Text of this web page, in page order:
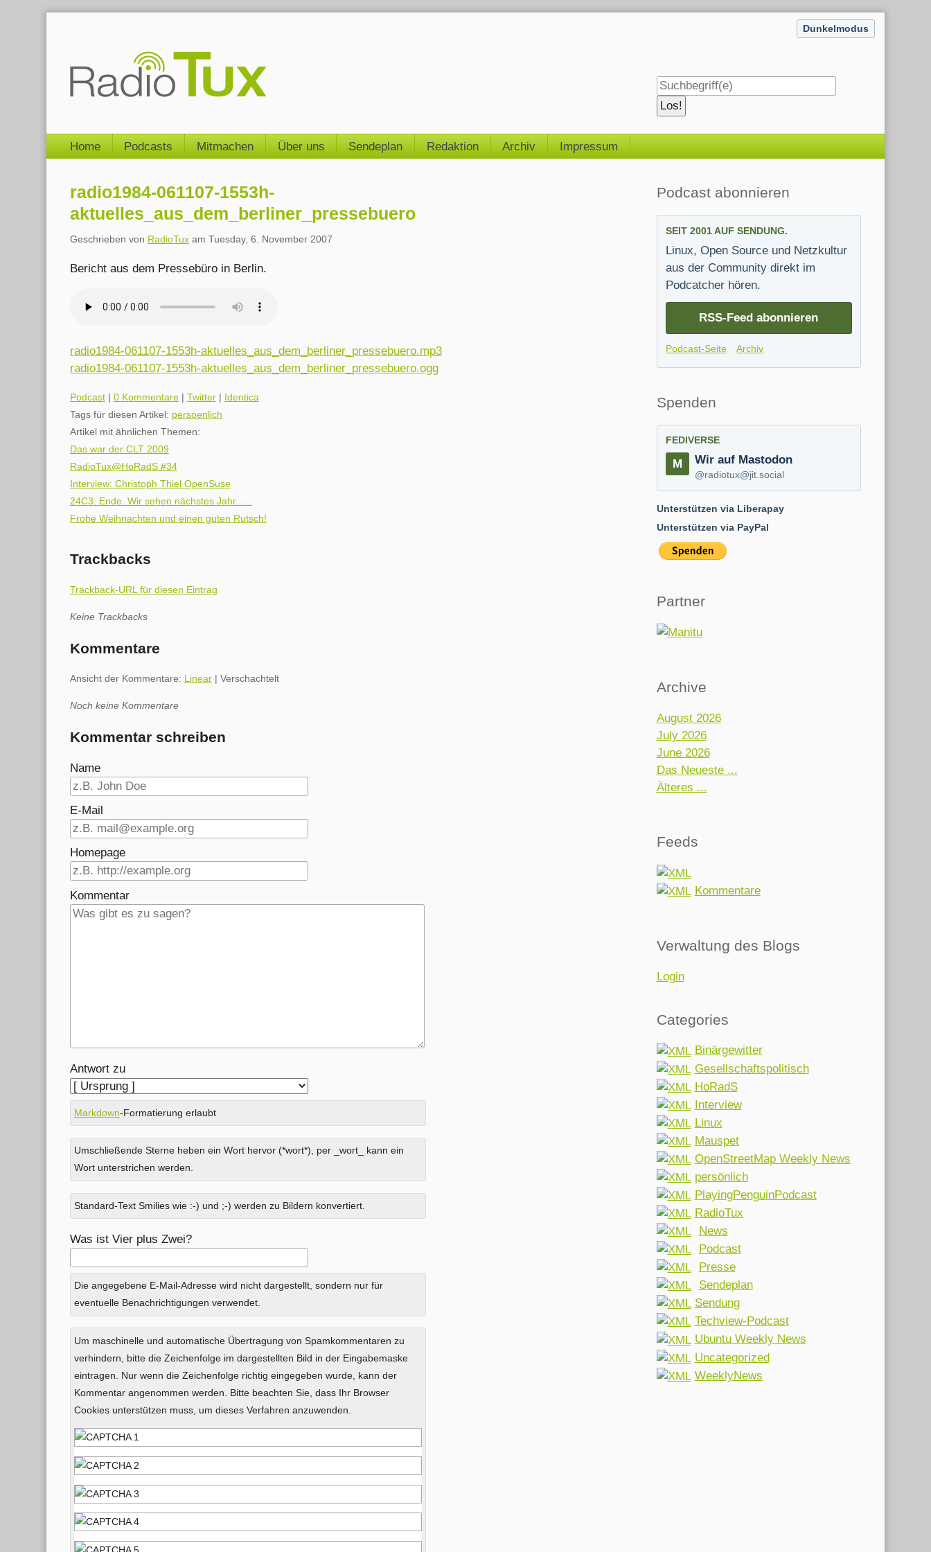
Dunkelmodus
Navigation
Home Podcasts Mitmachen Über uns Sendeplan Redaktion Archiv Impressum
radio1984-061107-1553h-
aktuelles_aus_dem_berliner_pressebuero
Geschrieben von RadioTuxam Tuesday, 6. November 2007
Bericht aus dem Pressebüro in Berlin.
radio1984-061107-1553h-aktuelles_aus_dem_berliner_pressebuero.mp3
radio1984-061107-1553h-aktuelles_aus_dem_berliner_pressebuero.ogg
Kategorien:
Podcast| 0 Kommentare| Twitter|
Identica
Tags für diesen Artikel: persoenlich
Artikel mit ähnlichen Themen:
Das war der CLT 2009
RadioTux@HoRadS #34
Interview: Christoph Thiel OpenSuse
24C3: Ende. Wir sehen nächstes Jahr......
Frohe Weihnachten und einen guten Rutsch!
Trackbacks
Trackback-URL für diesen Eintrag
Keine Trackbacks
Kommentare
Ansicht der Kommentare: Linear| Verschachtelt
Noch keine Kommentare
Kommentar schreiben
Name
E-Mail
Homepage
Kommentar
Antwort zu
Markdown-Formatierung erlaubt
Umschließende Sterne heben ein Wort hervor (*wort*), per _wort_ kann ein
Wort unterstrichen werden.
Standard-Text Smilies wie :-) und ;-) werden zu Bildern konvertiert.
Was ist Vier plus Zwei?
Die angegebene E-Mail-Adresse wird nicht dargestellt, sondern nur für
eventuelle Benachrichtigungen verwendet.
Um maschinelle und automatische Übertragung von Spamkommentaren zu
verhindern, bitte die Zeichenfolge im dargestellten Bild in der Eingabemaske
eintragen. Nur wenn die Zeichenfolge richtig eingegeben wurde, kann der
Kommentar angenommen werden. Bitte beachten Sie, dass Ihr Browser
Cookies unterstützen muss, um dieses Verfahren anzuwenden.
Seitenleiste
Podcast abonnieren
SEIT 2001 AUF SENDUNG.
Linux, Open Source und Netzkultur
aus der Community direkt im
Podcatcher hören.
RSS-Feed abonnieren
Podcast-Seite Archiv
Spenden
FEDIVERSE
Wir auf Mastodon
@radiotux@jit.social
Unterstützen via Liberapay
Unterstützen via PayPal
Partner
Archive
August 2026
July 2026
June 2026
Das Neueste ...
Älteres ...
Feeds
Kommentare
Verwaltung des Blogs
Login
Categories
Binärgewitter
Gesellschaftspolitisch
HoRadS
Interview
Linux
Mauspet
OpenStreetMap Weekly News
persönlich
PlayingPenguinPodcast
RadioTux
News
Podcast
Presse
Sendeplan
Sendung
Techview-Podcast
Ubuntu Weekly News
Uncategorized
WeeklyNews